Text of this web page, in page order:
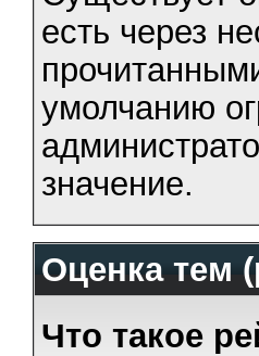
есть через
умолчанию
значение.
Оценка тем
Что такое